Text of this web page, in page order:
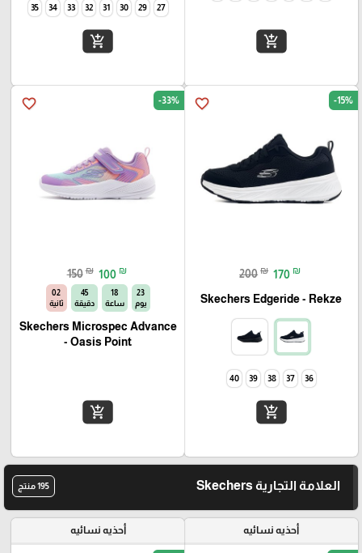
add_shopping_cart
27
29
30
31
32
33
34
35
add_shopping_cart
favorite_border -15%
200 ₪ 170 ₪
Skechers Edgeride - Rekze‏
36
37
38
39
40
add_shopping_cart
favorite_border -33%
150 ₪ 100 ₪
23
يوم
18
ساعة
45
دقيقة
01
ثانية
Skechers Microspec Advance
- Oasis Point
add_shopping_cart
العلامة التجارية Skechers 195 منتج
أحذيه نسائيه أحذيه نسائيه